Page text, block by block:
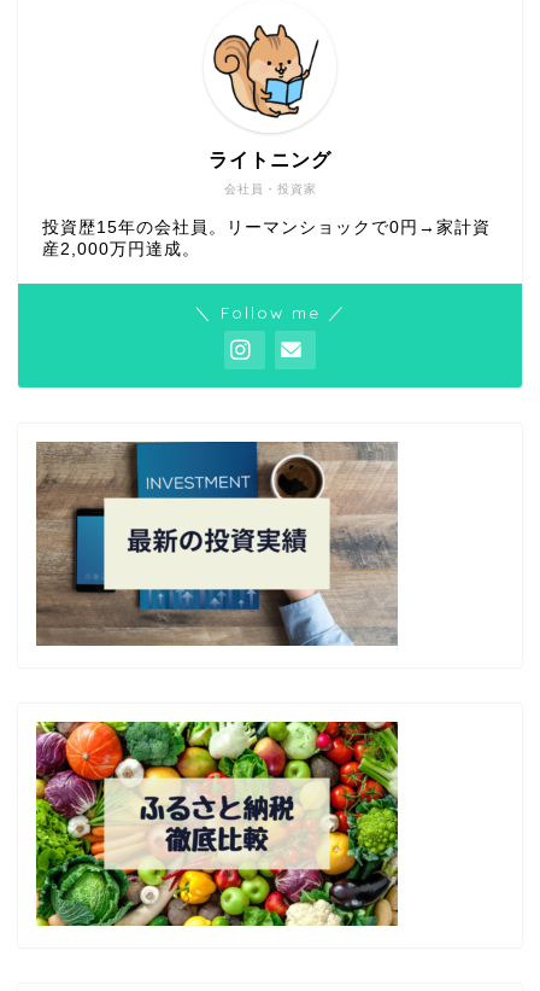
会社員・投資家
ライトニング
投資歴15年の会社員。リーマンショックで0円→家計資
産2,000万円達成。
＼ Follow me ／